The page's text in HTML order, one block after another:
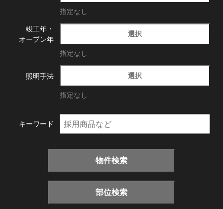
指定なし
竣工年・
オープン年
選択
指定なし
照明手法 選択
指定なし
キーワード
物件検索
部位検索